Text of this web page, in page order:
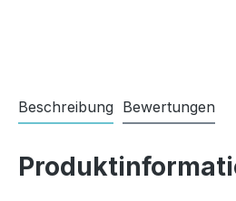
Beschreibung Bewertungen